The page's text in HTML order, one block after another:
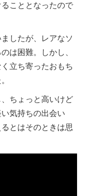
こととなったので
したが、レアなソ
は困難。しかし、
立ち寄ったおもち
、ちょっと高いけど
気持ちの出会い
とはそのときは思